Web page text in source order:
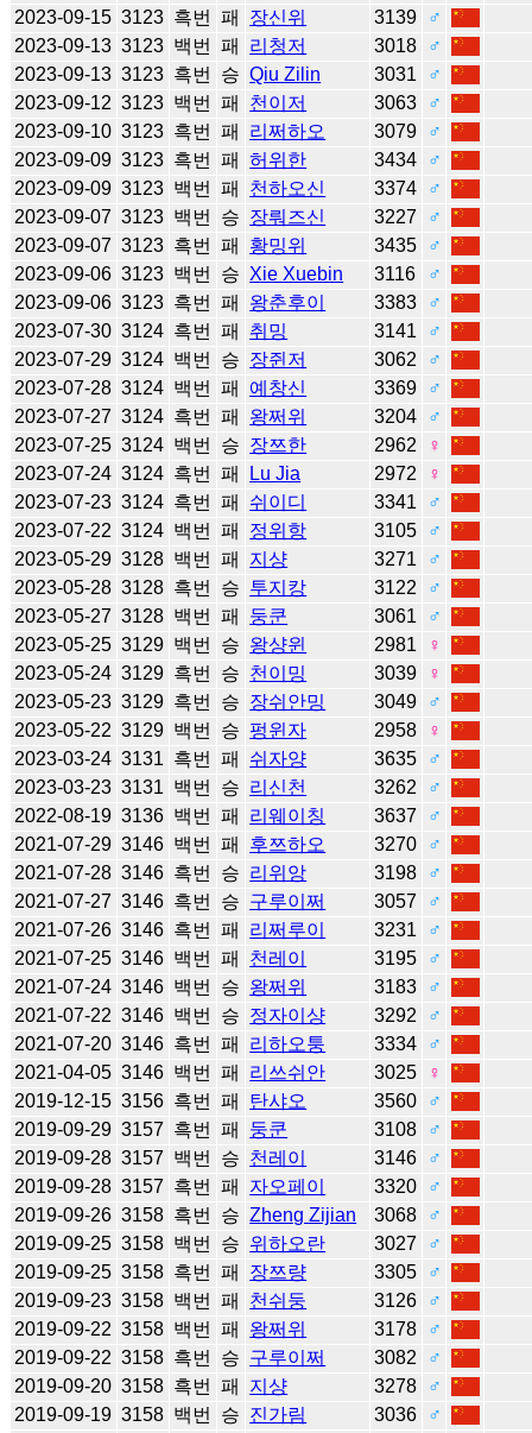
2023-09-15 3123 흑번 패 장신위 3139
♂
2023-09-13 3123 백번 패 리청저 3018
♂
2023-09-13 3123 흑번 승 Qiu Zilin 3031
♂
2023-09-12 3123 백번 패 천이저 3063
♂
2023-09-10 3123 흑번 패 리쩌하오 3079
♂
2023-09-09 3123 흑번 패 허위한 3434
♂
2023-09-09 3123 백번 패 천하오신 3374
♂
2023-09-07 3123 백번 승 장뤄즈신 3227
♂
2023-09-07 3123 흑번 패 황밍위 3435
♂
2023-09-06 3123 백번 승 Xie Xuebin 3116
♂
2023-09-06 3123 흑번 패 왕춘후이 3383
♂
2023-07-30 3124 흑번 패 취밍 3141
♂
2023-07-29 3124 백번 승 장쥔저 3062
♂
2023-07-28 3124 백번 패 예창신 3369
♂
2023-07-27 3124 흑번 패 왕쩌위 3204
♂
2023-07-25 3124 백번 승 장쯔한 2962
♀
2023-07-24 3124 흑번 패 Lu Jia 2972
♀
2023-07-23 3124 흑번 패 쉬이디 3341
♂
2023-07-22 3124 백번 패 정위항 3105
♂
2023-05-29 3128 백번 패 지샹 3271
♂
2023-05-28 3128 흑번 승 투지캉 3122
♂
2023-05-27 3128 백번 패 둥쿤 3061
♂
2023-05-25 3129 백번 승 왕샹윈 2981
♀
2023-05-24 3129 흑번 승 천이밍 3039
♀
2023-05-23 3129 흑번 승 장쉬안밍 3049
♂
2023-05-22 3129 백번 승 펑윈자 2958
♀
2023-03-24 3131 흑번 패 쉬자양 3635
♂
2023-03-23 3131 백번 승 리신천 3262
♂
2022-08-19 3136 백번 패 리웨이칭 3637
♂
2021-07-29 3146 백번 패 후쯔하오 3270
♂
2021-07-28 3146 흑번 승 리위앙 3198
♂
2021-07-27 3146 흑번 승 구루이쩌 3057
♂
2021-07-26 3146 흑번 패 리쩌루이 3231
♂
2021-07-25 3146 백번 패 천레이 3195
♂
2021-07-24 3146 백번 승 왕쩌위 3183
♂
2021-07-22 3146 백번 승 정자이샹 3292
♂
2021-07-20 3146 흑번 패 리하오퉁 3334
♂
2021-04-05 3146 백번 패 리쓰쉬안 3025
♀
2019-12-15 3156 흑번 패 탄샤오 3560
♂
2019-09-29 3157 흑번 패 둥쿤 3108
♂
2019-09-28 3157 백번 승 천레이 3146
♂
2019-09-28 3157 흑번 패 자오페이 3320
♂
2019-09-26 3158 흑번 승 Zheng Zijian 3068
♂
2019-09-25 3158 백번 승 위하오란 3027
♂
2019-09-25 3158 흑번 패 장쯔량 3305
♂
2019-09-23 3158 백번 패 천쉬둥 3126
♂
2019-09-22 3158 백번 패 왕쩌위 3178
♂
2019-09-22 3158 흑번 승 구루이쩌 3082
♂
2019-09-20 3158 흑번 패 지샹 3278
♂
2019-09-19 3158 백번 승 진가림 3036
♂